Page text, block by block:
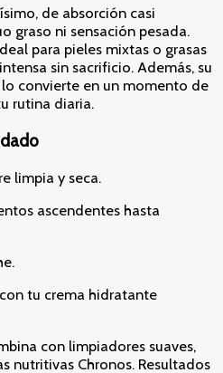
de absorción casi
graso ni sensación pesada.
para pieles mixtas o grasas
sin sacrificio. Además, su
convierte en un momento de
rutina diaria.
limpia y seca.
ascendentes hasta
tu crema hidratante
con limpiadores suaves,
nutritivas Chronos. Resultados